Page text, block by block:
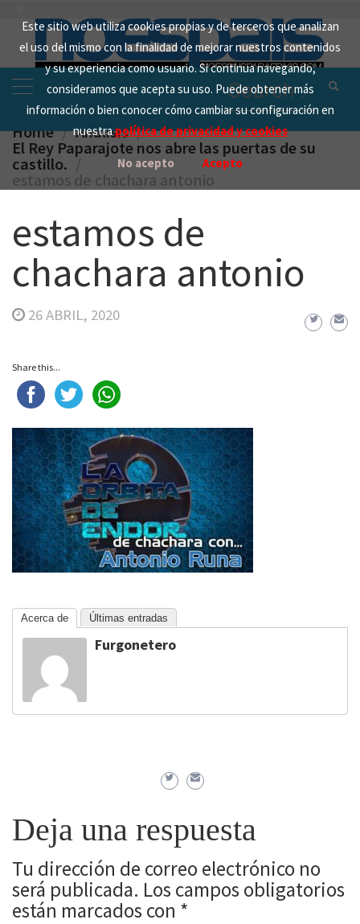
Este sitio web utiliza cookies propias y de terceros que analizan
el uso del mismo con la finalidad de mejorar nuestros contenidos
y su experiencia como usuario. Si continua navegando,
consideramos que acepta su uso. Puede obtener más
información o bien conocer cómo cambiar su configuración en
nuestrapolítica de privacidad y cookies
No acepto Acepto
content
Search
for:
Home Analisis
El Rey Paparajote nos abre las puertas de su
castillo.
estamos de chachara antonio
estamos de
chachara antonio
26 ABRIL, 2020
Share this...
Acerca de Últimas entradas
Furgonetero
Deja una respuesta
Tu dirección de correo electrónico no
será publicada. Los campos obligatorios
están marcados con *